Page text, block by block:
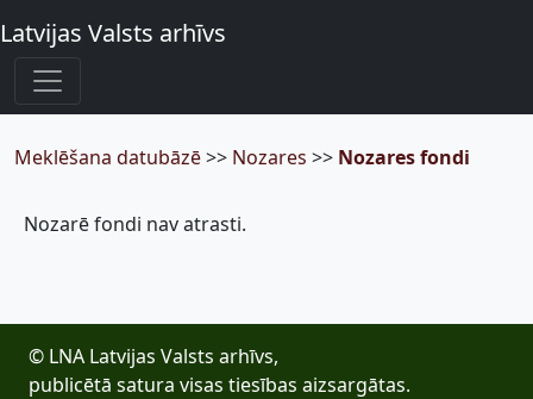
Latvijas Valsts arhīvs
Meklēšana datubāzē>> Nozares >> Nozares fondi
Nozarē fondi nav atrasti.
© LNA Latvijas Valsts arhīvs,
publicētā satura visas tiesības aizsargātas.